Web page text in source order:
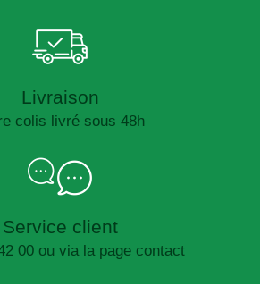
Livraison
colis livré sous 48h
Service client
00 ou via la page contact